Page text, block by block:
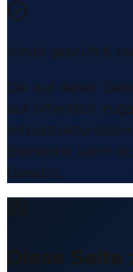
Inhalt geprüft &
Die auf dieser
auf öffentlich
Standorts kann
Gewähr.
Diese